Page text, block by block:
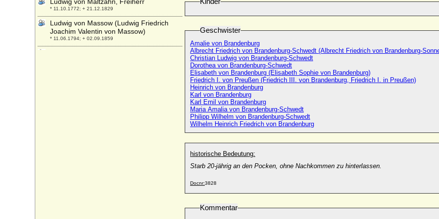
Geschwister
Amalie von Brandenburg
Albrecht Friedrich von Brandenburg-Schwedt (Albrecht Friedrich von Brandenburg-
Christian Ludwig von Brandenburg-Schwedt
Dorothea von Brandenburg-Schwedt
Elisabeth von Brandenburg (Elisabeth Sophie von Brandenburg)
Friedrich I. von Preußen (Friedrich III. von Brandenburg, Friedrich I. in Preußen)
Heinrich von Brandenburg
Karl von Brandenburg
Karl Emil von Brandenburg
Maria Amalia von Brandenburg-Schwedt
Philipp Wilhelm von Brandenburg-Schwedt
Wilhelm Heinrich Friedrich von Brandenburg
historische Bedeutung:
Starb 20-jährig an den Pocken, ohne Nachkommen zu hinterlassen.
Docnr:3828
Kommentar
* 11.10.1772; + 21.12.1829
Ludwig von Massow (Ludwig Friedrich
Joachim Valentin von Massow)
* 11.06.1794; + 02.09.1859